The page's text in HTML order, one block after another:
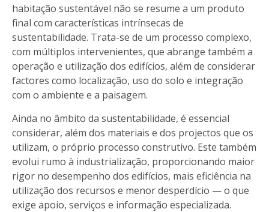
habitação sustentável não se resume a um produto
final com características intrínsecas de
sustentabilidade. Trata-se de um processo complexo,
com múltiplos intervenientes, que abrange também a
operação e utilização dos edifícios, além de considerar
factores como localização, uso do solo e integração
com o ambiente e a paisagem.
Ainda no âmbito da sustentabilidade, é essencial
considerar, além dos materiais e dos projectos que os
utilizam, o próprio processo construtivo. Este também
evolui rumo à industrialização, proporcionando maior
rigor no desempenho dos edifícios, mais eficiência na
utilização dos recursos e menor desperdício — o que
exige apoio, serviços e informação especializada.